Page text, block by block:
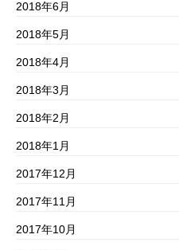
2018年6月
2018年5月
2018年4月
2018年3月
2018年2月
2018年1月
2017年12月
2017年11月
2017年10月